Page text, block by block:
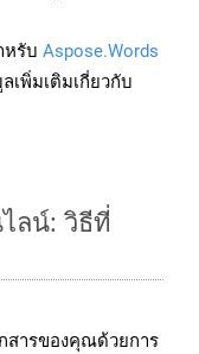
หรับ Aspose.Words
เพิ่มเติมเกี่ยวกับ
ลน์: วิธีที่
สารของคุณด้วยการ